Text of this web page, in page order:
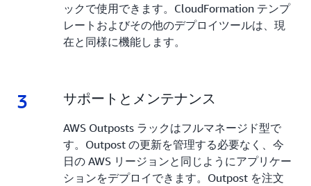
ックで使用できます。CloudFormation テンプ
レートおよびその他のデプロイツールは、現
在と同様に機能します。
3 3.
サポートとメンテナンス
AWS Outposts ラックはフルマネージド型で
す。Outpost の更新を管理する必要なく、今
日の AWS リージョンと同じようにアプリケー
ションをデプロイできます。Outpost を注文